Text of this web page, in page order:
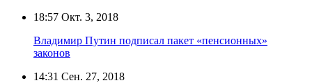
18:57 Окт. 3, 2018
Владимир Путин подписал пакет «пенсионных»
законов
14:31 Сен. 27, 2018